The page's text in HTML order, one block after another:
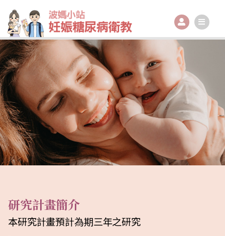
跳
至
主
要
內
容
研究計畫簡介
本研究計畫預計為期三年之研究